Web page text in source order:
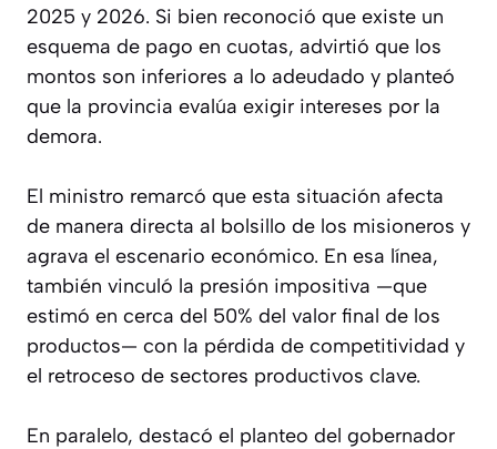
2025 y 2026. Si bien reconoció que existe un
esquema de pago en cuotas, advirtió que los
montos son inferiores a lo adeudado y planteó
que la provincia evalúa exigir intereses por la
demora.
El ministro remarcó que esta situación afecta
de manera directa al bolsillo de los misioneros y
agrava el escenario económico. En esa línea,
también vinculó la presión impositiva —que
estimó en cerca del 50% del valor final de los
productos— con la pérdida de competitividad y
el retroceso de sectores productivos clave.
En paralelo, destacó el planteo del gobernador